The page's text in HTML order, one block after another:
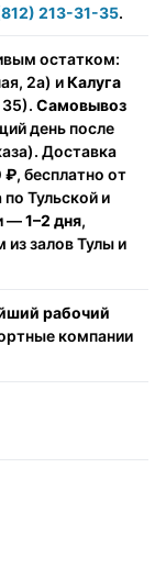
213-31-35.
остатком:
2а) иКалуга
35). Самовывоз
день после
Доставка
₽, бесплатно от
по Тульской и
—1–2 дня,
залов Тулы и
рабочий
компании